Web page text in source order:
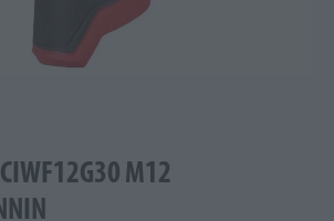
M12